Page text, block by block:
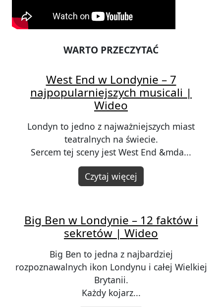
WARTO PRZECZYTAĆ
West End w Londynie – 7
najpopularniejszych musicali |
Wideo
Londyn to jedno z najważniejszych miast
teatralnych na świecie.
Sercem tej sceny jest West End &mda...
Czytaj więcej
Big Ben w Londynie – 12 faktów i
sekretów | Wideo
Big Ben to jedna z najbardziej
rozpoznawalnych ikon Londynu i całej Wielkiej
Brytanii.
Każdy kojarz...